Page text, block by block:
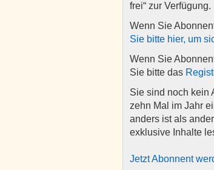
frei“ zur Verfügung.
Wenn Sie
Sie bitte hier, um
Wenn Sie
Sie bitte das
Sie sind noch kein
zehn Mal im Jahr
anders ist als
exklusive Inhalte
Jetzt Abonnent